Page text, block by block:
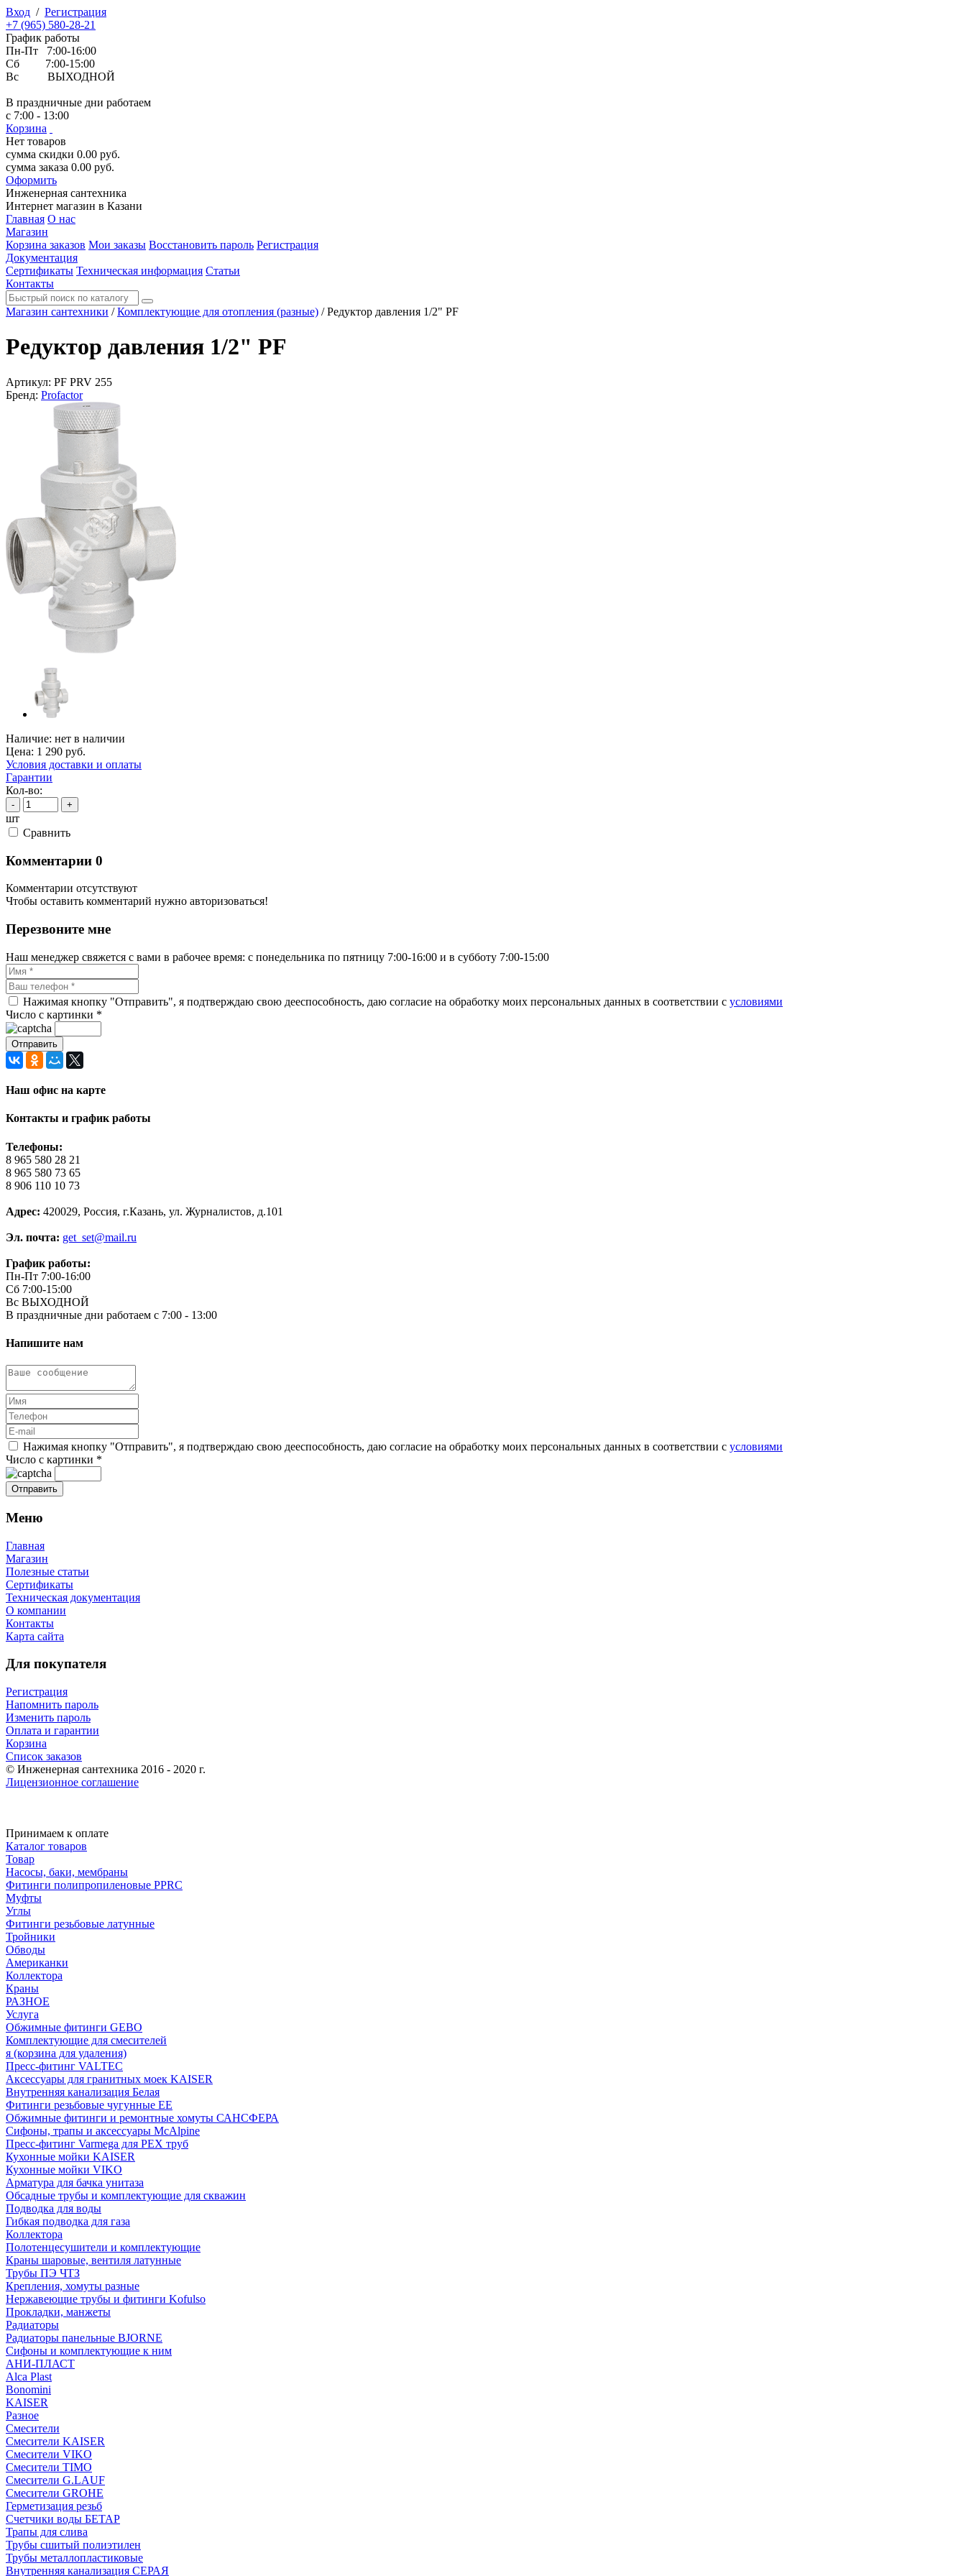
Вход / Регистрация
+7 (965) 580-28-21
График работы
Пн-Пт 7:00-16:00
Сб 7:00-15:00
Вс ВЫХОДНОЙ
В праздничные дни работаем
с 7:00 - 13:00
Корзина
Нет товаров
сумма скидки 0.00 руб.
сумма заказа 0.00 руб.
Оформить
Инженерная сантехника
Интернет магазин в Казани
Главная О нас
Магазин
Корзина заказов Мои заказы Восстановить пароль Регистрация
Документация
Сертификаты Техническая информация Статьи
Контакты
Магазин сантехники / Комплектующие для отопления (разные) / Редуктор давления 1/2" PF
Редуктор давления 1/2" PF
Артикул: PF PRV 255
Бренд: Profactor
Наличие: нет в наличии
Цена: 1 290 руб.
Условия доставки и оплаты
Гарантии
Кол-во:
- +
шт
Cравнить
Комментарии 0
Комментарии отсутствуют
Чтобы оставить комментарий нужно авторизоваться!
Перезвоните мне
Наш менеджер свяжется с вами в рабочее время: с понедельника по пятницу 7:00-16:00 и в субботу 7:00-15:00
Нажимая кнопку "Отправить", я подтверждаю свою дееспособность, даю согласие на обработку моих персональных данных в соответствии с условиями
Число с картинки *
Наш офис на карте
Контакты и график работы
Телефоны:
8 965 580 28 21
8 965 580 73 65
8 906 110 10 73
Адрес: 420029, Россия, г.Казань, ул. Журналистов, д.101
Эл. почта: get_set@mail.ru
График работы:
Пн-Пт 7:00-16:00
Сб 7:00-15:00
Вс ВЫХОДНОЙ
В праздничные дни работаем с 7:00 - 13:00
Напишите нам
Нажимая кнопку "Отправить", я подтверждаю свою дееспособность, даю согласие на обработку моих персональных данных в соответствии с условиями
Число с картинки *
Меню
Главная
Магазин
Полезные статьи
Сертификаты
Техническая документация
О компании
Контакты
Карта сайта
Для покупателя
Регистрация
Напомнить пароль
Изменить пароль
Оплата и гарантии
Корзина
Список заказов
© Инженерная сантехника 2016 - 2020 г.
Лицензионное соглашение
Принимаем к оплате
Каталог товаров
Товар
Насосы, баки, мембраны
Фитинги полипропиленовые PPRC
Муфты
Углы
Фитинги резьбовые латунные
Тройники
Обводы
Американки
Коллектора
Краны
РАЗНОЕ
Услуга
Обжимные фитинги GEBO
Комплектующие для смесителей
я (корзина для удаления)
Пресс-фитинг VALTEC
Аксессуары для гранитных моек KAISER
Внутренняя канализация Белая
Фитинги резьбовые чугунные EE
Обжимные фитинги и ремонтные хомуты САНСФЕРА
Сифоны, трапы и аксессуары McAlpine
Пресс-фитинг Varmega для PEX труб
Кухонные мойки KAISER
Кухонные мойки VIKO
Арматура для бачка унитаза
Обсадные трубы и комплектующие для скважин
Подводка для воды
Гибкая подводка для газа
Коллектора
Полотенцесушители и комплектующие
Краны шаровые, вентиля латунные
Трубы ПЭ ЧТЗ
Крепления, хомуты разные
Нержавеющие трубы и фитинги Kofulso
Прокладки, манжеты
Радиаторы
Радиаторы панельные BJORNE
Сифоны и комплектующие к ним
АНИ-ПЛАСТ
Alca Plast
Bonomini
KAISER
Разное
Смесители
Смесители KAISER
Смесители VIKO
Смесители TIMO
Смесители G.LAUF
Смесители GROHE
Герметизация резьб
Счетчики воды БЕТАР
Трапы для слива
Трубы сшитый полиэтилен
Трубы металлопластиковые
Внутренняя канализация СЕРАЯ